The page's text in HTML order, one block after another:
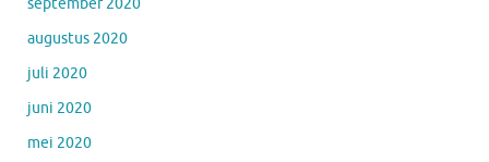
september 2020
augustus 2020
juli 2020
juni 2020
mei 2020